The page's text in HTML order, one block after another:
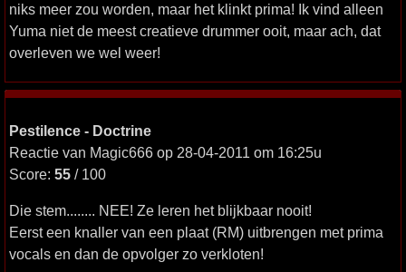
niks meer zou worden, maar het klinkt prima! Ik vind alleen
Yuma niet de meest creatieve drummer ooit, maar ach, dat
overleven we wel weer!
Pestilence - Doctrine
Reactie van Magic666 op 28-04-2011 om 16:25u
Score: 55 / 100
Die stem........ NEE! Ze leren het blijkbaar nooit!
Eerst een knaller van een plaat (RM) uitbrengen met prima
vocals en dan de opvolger zo verkloten!